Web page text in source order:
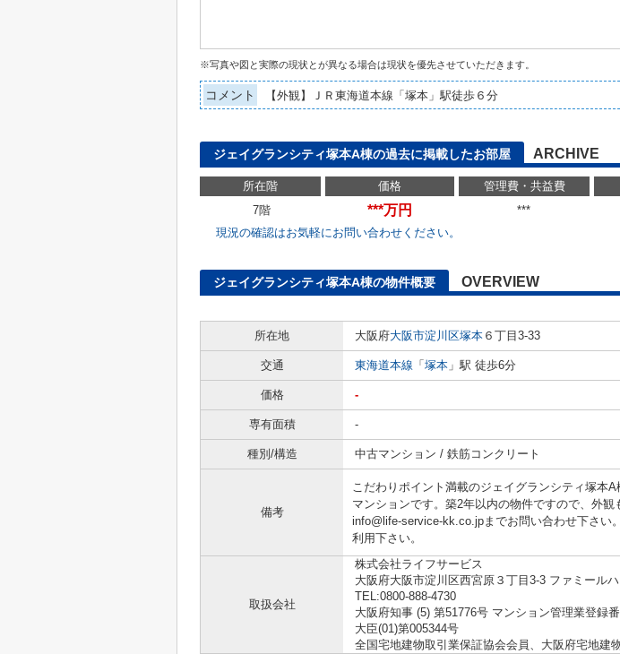
※写真や図と実際の現状とが異なる場合は現状を優先させていただきます。
コメント 【外観】ＪＲ東海道本線「塚本」駅徒歩６分
ジェイグランシティ塚本A棟の過去に掲載したお部屋 ARCHIVE
所在階 価格 管理費・共益費
7階
***万円 ***
現況の確認はお気軽にお問い合わせください。
ジェイグランシティ塚本A棟の物件概要 OVERVIEW
所在地
大阪府大阪市淀川区塚本 ６丁目3-33
交通 東海道本線 「 塚本 」駅 徒歩6分
価格 -
専有面積 -
種別/構造 中古マンション / 鉄筋コンクリート
備考
こだわりポイント満載のジェイグランシティ塚本
マンションです。築2年以内の物件ですので、外
info@life-service-kk.co.jpまでお問い合わせ下さい
利用下さい。
取扱会社
株式会社ライフサービス
大阪府大阪市淀川区西宮原３丁目3-3 ファミール
TEL:0800-888-4730
大阪府知事 (5) 第51776号 マンション管理業登
大臣(01)第005344号
全国宅地建物取引業保証協会会員、大阪府宅地建